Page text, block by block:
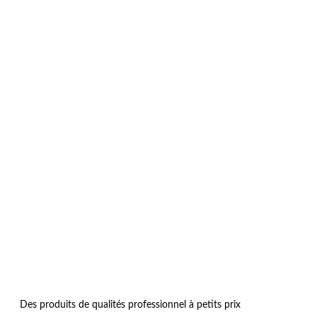
Des produits de qualités professionnel à petits prix